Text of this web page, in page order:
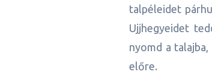
talpéleidet
Ujjhegyeidet
nyomd a
előre.